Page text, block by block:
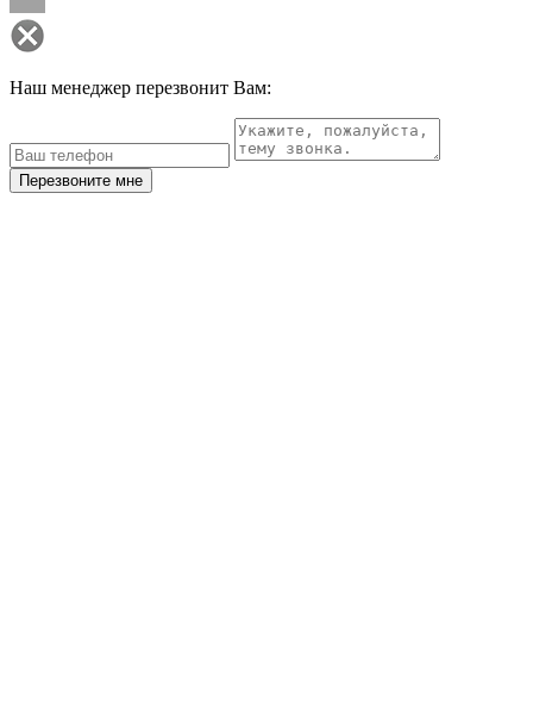
Наш менеджер перезвонит Вам:
Перезвоните мне